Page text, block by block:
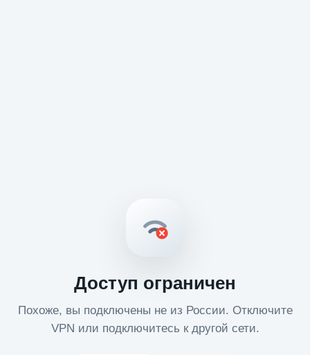
Доступ ограничен
Похоже, вы подключены не из России. Отключите
VPN или подключитесь к другой сети.